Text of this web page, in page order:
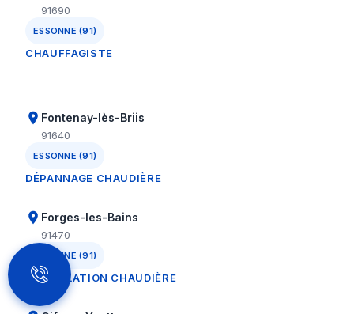
91690
ESSONNE (91)
CHAUFFAGISTE
Fontenay-lès-Briis
91640
ESSONNE (91)
DÉPANNAGE CHAUDIÈRE
Forges-les-Bains
91470
ESSONNE (91)
INSTALLATION CHAUDIÈRE